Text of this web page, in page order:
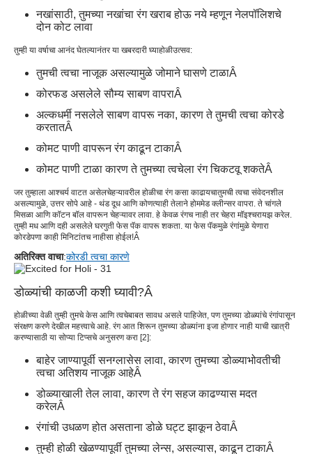
नखांसाठी, तुमच्या नखांचा रंग खराब होऊ नये म्हणून नेलपॉलिशचे
दोन कोट लावा
तुम्ही या वर्षाचा आनंद घेतल्यानंतर या खबरदारी घ्याहोळीउत्सव:
तुमची त्वचा नाजूक असल्यामुळे जोमाने घासणे टाळाÂ
कोरफड असलेले सौम्य साबण वापराÂ
अल्कधर्मी नसलेले साबण वापरू नका, कारण ते तुमची त्वचा कोरडे
करतातÂ
कोमट पाणी वापरून रंग काढून टाकाÂ
कोमट पाणी टाळा कारण ते तुमच्या त्वचेला रंग चिकटवू शकतेÂ
जर तुम्हाला आश्चर्य वाटत असेलचेहऱ्यावरील होळीचा रंग कसा काढायचातुमची त्वचा संवेदनशील
असल्यामुळे, उत्तर सोपे आहे - थंड दूध आणि कोणत्याही तेलाने होममेड क्लीन्सर वापरा. ते चांगले
मिसळा आणि कॉटन बॉल वापरून चेहऱ्यावर लावा. हे केवळ रंगच नाही तर चेहरा मॉइश्चरायझ करेल.
तुम्ही मध आणि दही असलेले घरगुती फेस पॅक वापरू शकता. या फेस पॅकमुळे रंगांमुळे येणारा
कोरडेपणा काही मिनिटांतच नाहीसा होईल!Â
अतिरिक्त वाचा:कोरडी त्वचा कारणे
डोळ्यांची काळजी कशी घ्यावी?Â
होळीच्या वेळी तुम्ही तुमचे केस आणि त्वचेबाबत सावध असले पाहिजेत, पण तुमच्या डोळ्यांचे रंगांपासून
संरक्षण करणे देखील महत्त्वाचे आहे. रंग आत शिरून तुमच्या डोळ्यांना इजा होणार नाही याची खात्री
करण्यासाठी या सोप्या टिप्सचे अनुसरण करा [2]:
बाहेर जाण्यापूर्वी सनग्लासेस लावा, कारण तुमच्या डोळ्याभोवतीची
त्वचा अतिशय नाजूक आहेÂ
डोळ्याखाली तेल लावा, कारण ते रंग सहज काढण्यास मदत
करेलÂ
रंगांची उधळण होत असताना डोळे घट्ट झाकून ठेवाÂ
तुम्ही होळी खेळण्यापूर्वी तुमच्या लेन्स, असल्यास, काढून टाकाÂ